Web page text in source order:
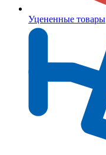
Уцененные товары